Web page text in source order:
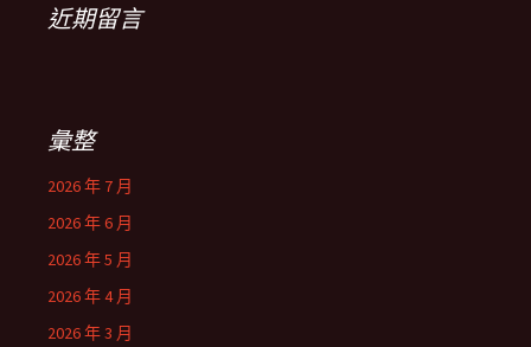
近期留言
彙整
2026 年 7 月
2026 年 6 月
2026 年 5 月
2026 年 4 月
2026 年 3 月